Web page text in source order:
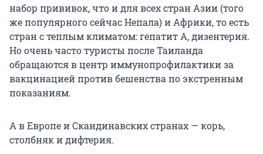
набор прививок, что и для всех стран Азии (того
же популярного сейчас Непала) и Африки, то есть
стран с теплым климатом: гепатит А, дизентерия.
Но очень часто туристы после Таиланда
обращаются в центр иммунопрофилактики за
вакцинацией против бешенства по экстренным
показаниям.
А в Европе и Скандинавских странах — корь,
столбняк и дифтерия.